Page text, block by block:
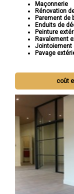
Maçonnerie
Rénovation
Parement de
Enduits de
Peinture
Ravalement
Jointoiement
Pavage
coût